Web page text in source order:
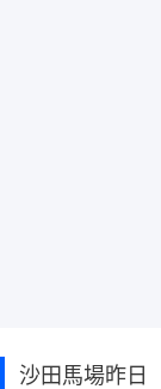
沙田馬場昨日